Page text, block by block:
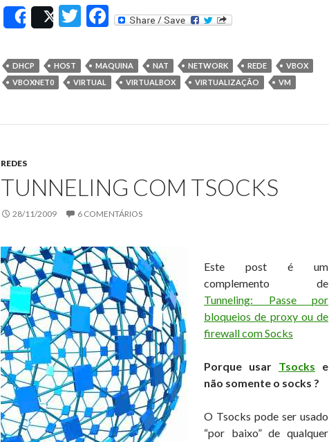
SharePostT
itt
er
F
e
b
o
DHCP HOST MAQUINA NAT NETWORK REDE
VBOX
VBOXNET0
VIRTUAL VIRTUALBOX VIRTUALIZAÇÃO VM
REDES
TUNNELING COM TSOCKS
28/11/2009 6 COMENTÁRIOS
Este post é um
complemento de
Tunneling: Passe por
bloqueios de proxy ou de
firewall com Socks
Porque usar Tsocks e
não somente o socks ?
O Tsocks pode ser usado
“por baixo” de qualquer